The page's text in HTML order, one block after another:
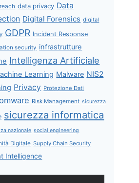
data privacy Data
Digital Forensics digital
GDPR Incident Response
security infrastrutture
Intelligenza Artificiale
Learning Malware NIS2
Privacy Protezione Dati
Risk Management sicurezza
sicurezza informatica
nazionale social engineering
Digitale Supply Chain Security
Intelligence